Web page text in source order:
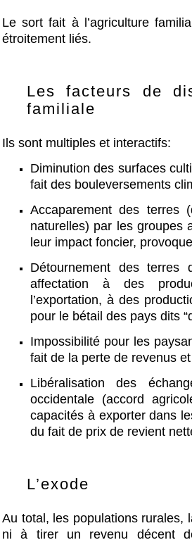
Le sort fait à l’agriculture
étroitement liés.
Les facteurs de
familiale
Ils sont multiples et interactifs:
Diminution des surfaces
fait des bouleversements
Accaparement des terres
naturelles) par les groupes
leur impact foncier,
Détournement des
affectation à des
l’exportation, à des
pour le bétail des pays dits
Impossibilité pour les
fait de la perte de revenus
Libéralisation des
occidentale (accord
capacités à exporter dans
du fait de prix de revient
L’exode
Au total, les populations rurales,
ni à tirer un revenu décent